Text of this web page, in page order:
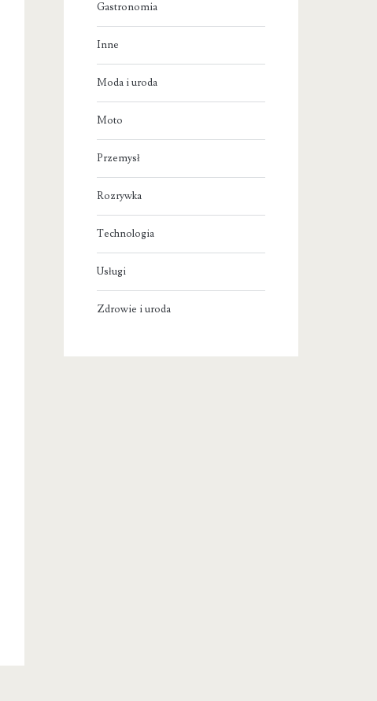
Gastronomia
Inne
Moda i uroda
Moto
Przemysł
Rozrywka
Technologia
Usługi
Zdrowie i uroda